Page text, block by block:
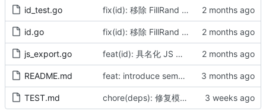
id_test.go fix(id): 移除 FillRand 并升级 encoding 依赖至 v1.5.5，逆向解密单元测试对齐 2 轮非线性混淆（by AI）
id.go fix(id): 移除 FillRand 并升级 encoding 依赖至 v1.5.5，逆向解密单元测试对齐 2 轮非线性混淆（by AI）
js_export.go feat(id): 具名化 JS 导出并动态包裹错误（by AI）
README.md feat: introduce semantic ID generation and IDMaker SOP alignment (by AI)
TEST.md chore(deps): 修复模块 checksum（by AI）